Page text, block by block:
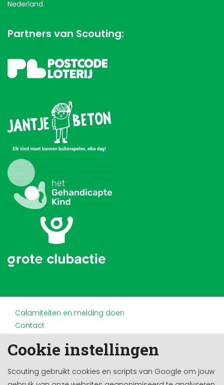
Cookie instellingen
Scouting gebruikt cookies en scripts van Google om jouw
Nederland.
Partners van Scouting:
Calamiteiten en melding doen
Contact
Doneren en nalaten
Privacy